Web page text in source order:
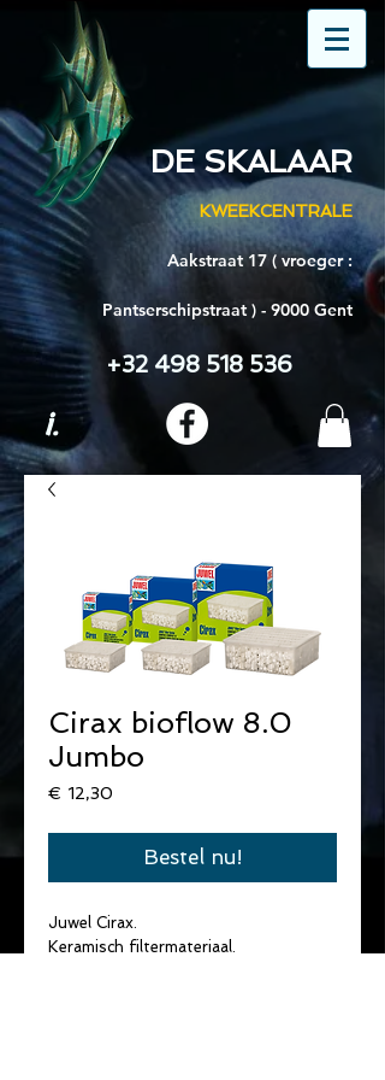
DE SKALAAR
KWEEKCENTRALE
Aakstraat 17 ( vroeger :
Pantserschipstraat ) - 9000 Gent
+32 498 518 536
i.
Cirax bioflow 8.0
Jumbo
€ 12,30
Bestel nu!
Juwel Cirax.
Keramisch filtermateriaal.